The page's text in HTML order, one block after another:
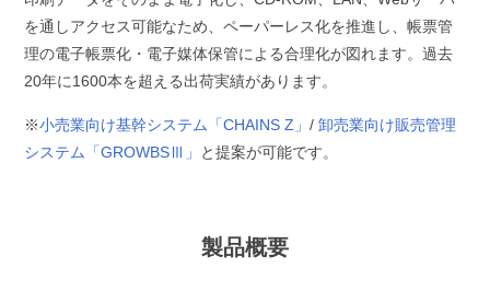
を通しアクセス可能なため、ペーパーレス化を推進し、帳票管
理の電子帳票化・電子媒体保管による合理化が図れます。過去
20年に1600本を超える出荷実績があります。
※小売業向け基幹システム「CHAINS Z 」/卸売業向け販売管理
システム「GROWBSⅢ」 と提案が可能です。
製品概要